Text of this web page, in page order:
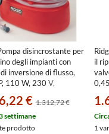
disincrostante per
degli impianti con
inversione di flusso,
110 W, 230 V,
€ 1.312,72 €
settimane
prodotto
il
L/
1